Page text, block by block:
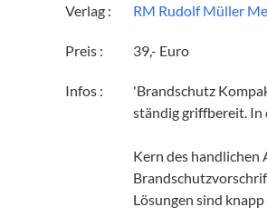
Verlag : RM Rudolf Müller
Preis : 39,- Euro
Infos :
'Brandschutz
ständig griffbereit. In
Kern des handlichen
Lösungen sind